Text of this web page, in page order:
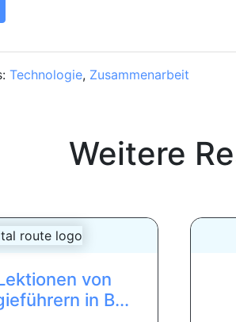
Technologie, Zusammenarbeit
Weitere
von
in B...